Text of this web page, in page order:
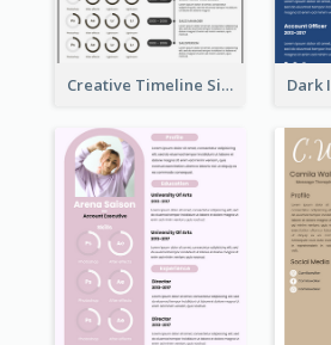
Creative Timeline Simple Resume